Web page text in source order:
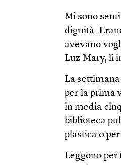
Mi sono
dignità.
avevano
Luz Mary, li
La
per la prima
in media
biblioteca
plastica o
Leggono per